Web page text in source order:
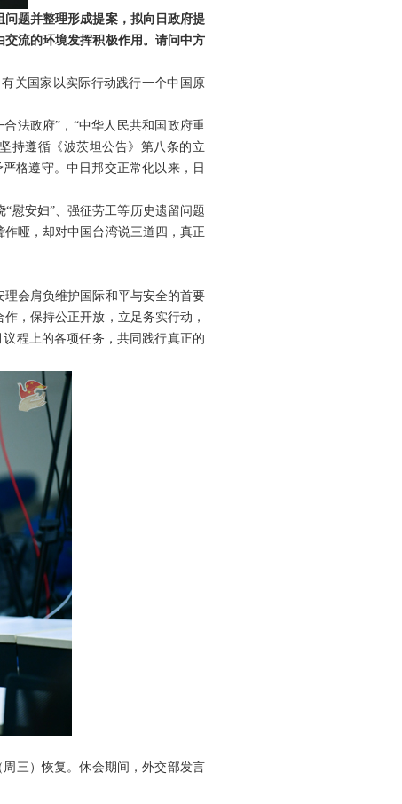
题并整理形成提案，拟向日政府提
流的环境发挥积极作用。请问中方
关国家以实际行动践行一个中国原
法政府”，“中华人民共和国政府重
持遵循《波茨坦公告》第八条的立
格遵守。中日邦交正常化以来，日
慰安妇”、强征劳工等历史遗留问题
哑，却对中国台湾说三道四，真正
会肩负维护国际和平与安全的首要
，保持公正开放，立足务实行动，
程上的各项任务，共同践行真正的
三）恢复。休会期间，外交部发言